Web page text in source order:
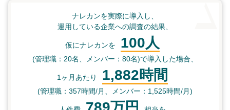
ナレカンを実際に導入し、
運用している企業への調査の結果、
仮にナレカンを 100人
(管理職：20名、メンバー：80名)で導入した場合、
1ヶ月あたり 1,882時間
(管理職：357時間/月、メンバー：1,525時間/月)